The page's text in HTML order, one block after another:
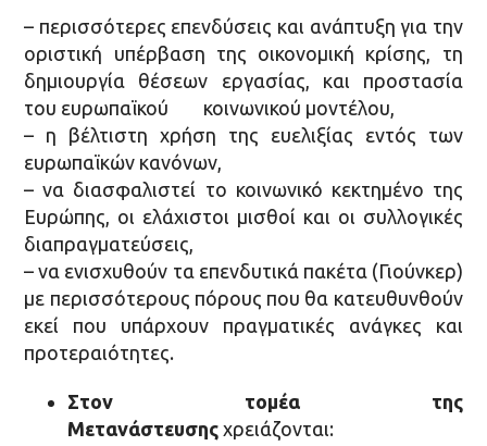
– περισσότερες επενδύσεις και ανάπτυξη για την
οριστική υπέρβαση της οικονομική κρίσης, τη
δημιουργία θέσεων εργασίας, και προστασία
του ευρωπαϊκού κοινωνικού μοντέλου,
– η βέλτιστη χρήση της ευελιξίας εντός των
ευρωπαϊκών κανόνων,
– να διασφαλιστεί το κοινωνικό κεκτημένο της
Ευρώπης, οι ελάχιστοι μισθοί και οι συλλογικές
διαπραγματεύσεις,
– να ενισχυθούν τα επενδυτικά πακέτα (Γιούνκερ)
με περισσότερους πόρους που θα κατευθυνθούν
εκεί που υπάρχουν πραγματικές ανάγκες και
προτεραιότητες.
Στον τομέα της
Μετανάστευσηςχρειάζονται: